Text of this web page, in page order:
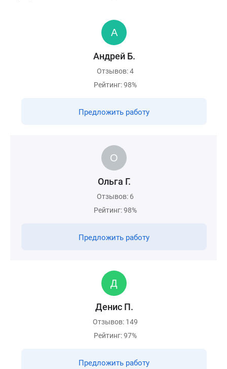
Андрей Б.
Отзывов: 4
Рейтинг: 98%
Предложить работу
Ольга Г.
Отзывов: 6
Рейтинг: 98%
Предложить работу
Денис П.
Отзывов: 149
Рейтинг: 97%
Предложить работу